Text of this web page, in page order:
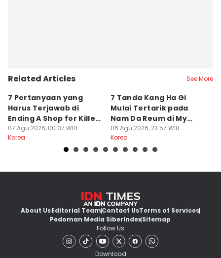
Related Articles See More
7 Pertanyaan yang
Harus Terjawab di
Ending A Shop for Killers
2
07 Agu 2026, 00:07 WIB
Korea
7 Tanda Kang Ha Gi
Mulai Tertarik pada
Nam Da Reum di My
Bias, My Boss
06 Agu 2026, 23:57 WIB
Korea
About UsEditorial TeamContact UsTerms of Services
Pedoman Media SiberIndexSitemap
Follow Us
Download